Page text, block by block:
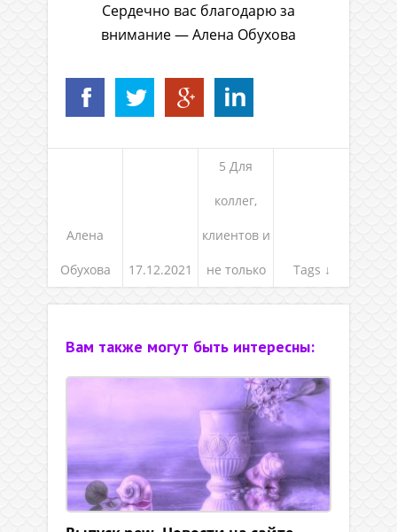
Сердечно вас благодарю за
внимание — Алена Обухова
Алена
Обухова 17.12.2021
5 Для
коллег,
клиентов и
не только Tags ↓
Вам также могут быть интересны: